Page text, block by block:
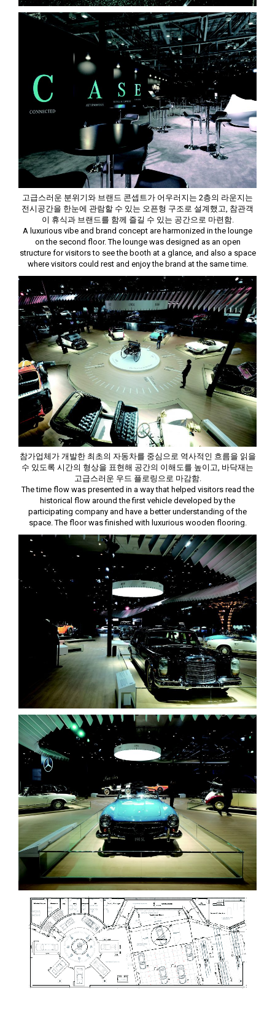
고급스러운 분위기와 브랜드 콘셉트가 어우러지는 2층의 라운지는
전시공간을 한눈에 관람할 수 있는 오픈형 구조로 설계했고, 참관객
이 휴식과 브랜드를 함께 즐길 수 있는 공간으로 마련함.
A luxurious vibe and brand concept are harmonized in the lounge
on the second floor. The lounge was designed as an open
structure for visitors to see the booth at a glance, and also a space
where visitors could rest and enjoy the brand at the same time.
참가업체가 개발한 최초의 자동차를 중심으로 역사적인 흐름을 읽을
수 있도록 시간의 형상을 표현해 공간의 이해도를 높이고, 바닥재는
고급스러운 우드 플로링으로 마감함.
The time flow was presented in a way that helped visitors read the
historical flow around the first vehicle developed by the
participating company and have a better understanding of the
space. The floor was finished with luxurious wooden flooring.